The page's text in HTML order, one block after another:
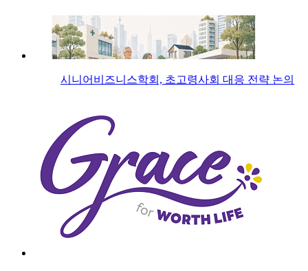
시니어비즈니스학회, 초고령사회 대응 전략 논의